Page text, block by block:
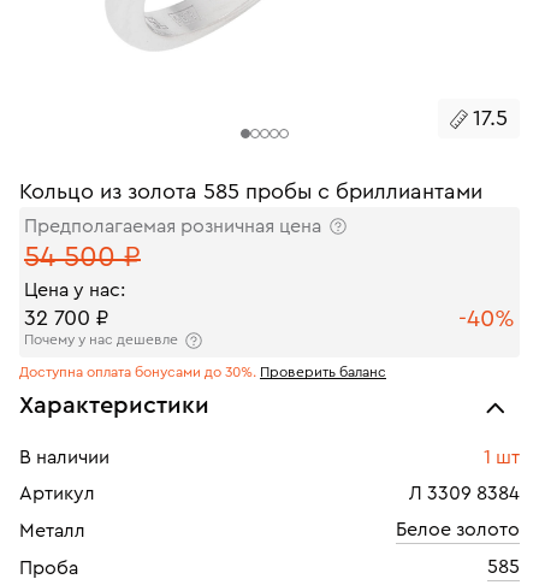
17.5
Кольцо из золота 585 пробы с бриллиантами
Предполагаемая розничная цена
54 500 ₽
Цена у нас:
32 700 ₽ -40%
Почему у нас дешевле
Доступна оплата бонусами до 30%. Проверить баланс
Характеристики
В наличии
1 шт
Артикул
Л 3309 8384
Металл
Белое золото
Проба
585